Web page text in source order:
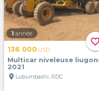
1 année
136 000 USD
Multicar niveleuse
2021
location_on Lubumbashi, RDC